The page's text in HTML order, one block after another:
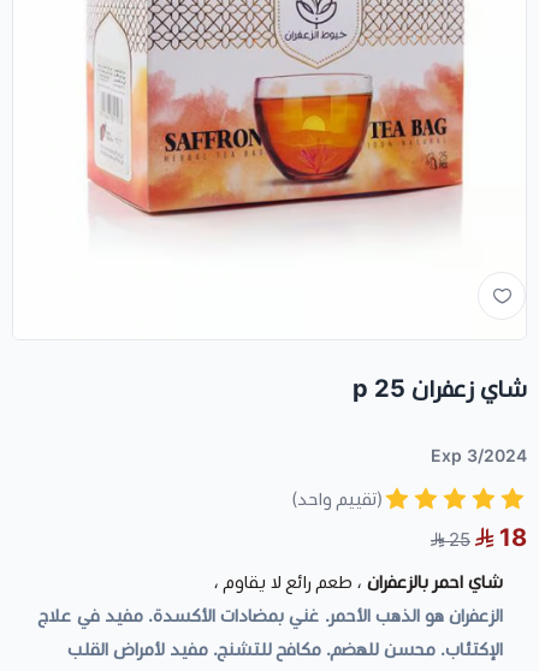
شاي زعفران 25 p
Exp 3/2024
(تقييم واحد)
18
25
شاي احمر بالزعفران ، طعم رائع لا يقاوم ،
الزعفران هو الذهب الأحمر. غني بمضادات الأكسدة. مفيد في علاج
الإكتئاب. محسن للهضم. مكافح للتشنج. مفيد لأمراض القلب